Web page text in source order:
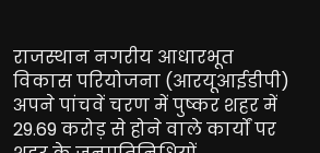
राजस्थान नगरीय आधारभूत
विकास परियोजना (आरयूआईडीपी)
अपने पांचवें चरण में पुष्कर शहर में
29.69 करोड़ से होने वाले कार्यों पर